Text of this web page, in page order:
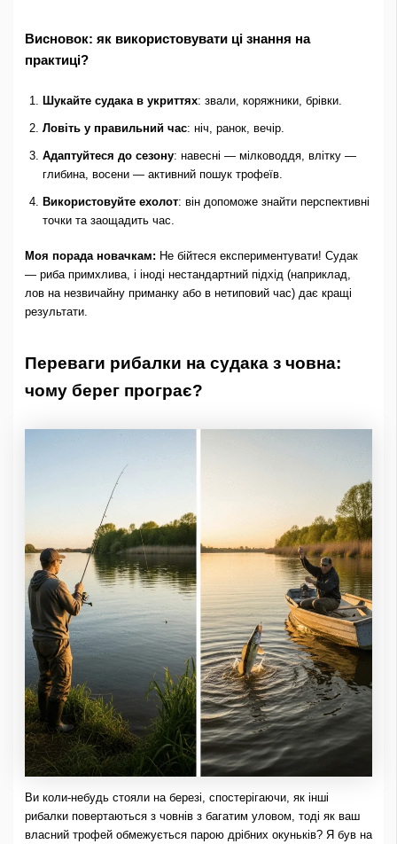
Висновок: як використовувати ці знання на
практиці?
Шукайте судака в укриттях: звали, коряжники, брівки.
Ловіть у правильний час: ніч, ранок, вечір.
Адаптуйтеся до сезону: навесні — мілководдя, влітку —
глибина, восени — активний пошук трофеїв.
Використовуйте ехолот: він допоможе знайти перспективні
точки та заощадить час.
Моя порада новачкам: Не бійтеся експериментувати! Судак
— риба примхлива, і іноді нестандартний підхід (наприклад,
лов на незвичайну приманку або в нетиповий час) дає кращі
результати.
Переваги рибалки на судака з човна:
чому берег програє?
Ви коли-небудь стояли на березі, спостерігаючи, як інші
рибалки повертаються з човнів з багатим уловом, тоді як ваш
власний трофей обмежується парою дрібних окуньків? Я був на